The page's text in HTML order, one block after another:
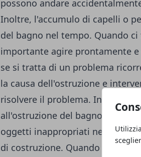
possono andare
Inoltre, l'accumulo di capelli o
del bagno nel tempo. Quando
importante agire prontamente
se si tratta di un problema
la causa dell'ostruzione e
risolvere il problema. In
all'ostruzione del bagno sono
oggetti inappropriati nel WC, e
di costruzione. Quando si ha a